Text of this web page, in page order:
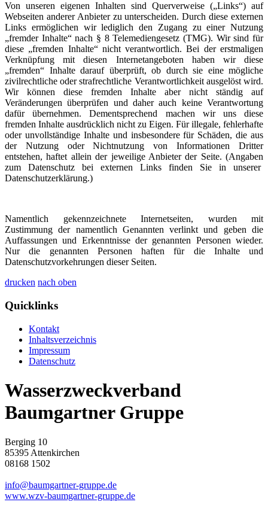
Von unseren eigenen Inhalten sind Querverweise („Links“) auf
Webseiten anderer Anbieter zu unterscheiden. Durch diese externen
Links ermöglichen wir lediglich den Zugang zu einer Nutzung
„fremder Inhalte“ nach § 8 Telemediengesetz (TMG). Wir sind für
diese „fremden Inhalte“ nicht verantwortlich. Bei der erstmaligen
Verknüpfung mit diesen Internetangeboten haben wir diese
„fremden“ Inhalte darauf überprüft, ob durch sie eine mögliche
zivilrechtliche oder strafrechtliche Verantwortlichkeit ausgelöst wird.
Wir können diese fremden Inhalte aber nicht ständig auf
Veränderungen überprüfen und daher auch keine Verantwortung
dafür übernehmen. Dementsprechend machen wir uns diese
fremden Inhalte ausdrücklich nicht zu Eigen. Für illegale, fehlerhafte
oder unvollständige Inhalte und insbesondere für Schäden, die aus
der Nutzung oder Nichtnutzung von Informationen Dritter
entstehen, haftet allein der jeweilige Anbieter der Seite. (Angaben
zum Datenschutz bei externen Links finden Sie in unserer
Datenschutzerklärung.)
Namentlich gekennzeichnete Internetseiten, wurden mit
Zustimmung der namentlich Genannten verlinkt und geben die
Auffassungen und Erkenntnisse der genannten Personen wieder.
Nur die genannten Personen haften für die Inhalte und
Datenschutzvorkehrungen dieser Seiten.
drucken nach oben
Quicklinks
Kontakt
Inhaltsverzeichnis
Impressum
Datenschutz
Wasserzweckverband
Baumgartner Gruppe
Berging 10
85395 Attenkirchen
08168 1502
info@baumgartner-gruppe.de
www.wzv-baumgartner-gruppe.de